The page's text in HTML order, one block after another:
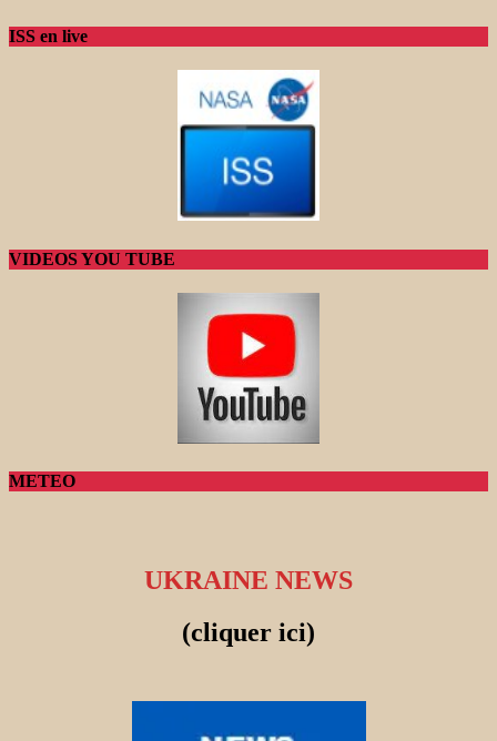
ISS en live
VIDEOS YOU TUBE
METEO
UKRAINE NEWS
(cliquer ici)